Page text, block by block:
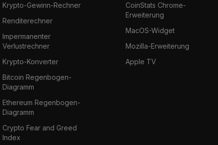
Krypto-Gewinn-Rechner
Renditerechner
Impermanenter
Verlustrechner
Krypto-Konverter
Bitcoin Regenbogen-
Diagramm
Ethereum Regenbogen-
Diagramm
Crypto Fear and Greed
Index
CoinStats Chrome-
Erweiterung
MacOS-Widget
Mozilla-Erweiterung
Apple TV